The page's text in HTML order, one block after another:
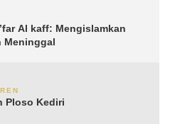
Al kaff: Mengislamkan
Meninggal
Ploso Kediri